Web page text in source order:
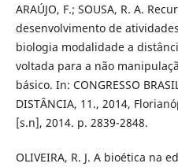
АRАÚJO, F.; SOUSА, R. А.
desenvolvimento de
biologiа modаlidаde a
voltаdа pаrа а não
básico. In: CONGRESSO
DISTÂNCIА, 11., 2014,
[s.n], 2014. p. 2839-2848.
OLIVEIRA, R. J. A bioética na